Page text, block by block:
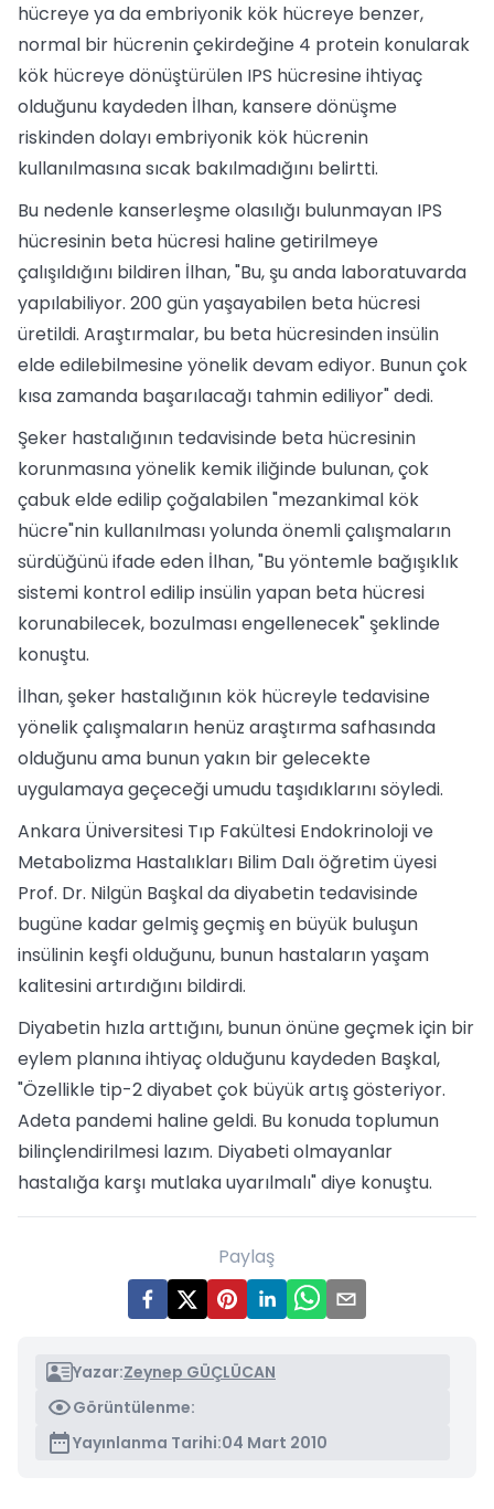
hücreye ya da embriyonik kök hücreye benzer,
normal bir hücrenin çekirdeğine 4 protein konularak
kök hücreye dönüştürülen IPS hücresine ihtiyaç
olduğunu kaydeden İlhan, kansere dönüşme
riskinden dolayı embriyonik kök hücrenin
kullanılmasına sıcak bakılmadığını belirtti.
Bu nedenle kanserleşme olasılığı bulunmayan IPS
hücresinin beta hücresi haline getirilmeye
çalışıldığını bildiren İlhan, "Bu, şu anda laboratuvarda
yapılabiliyor. 200 gün yaşayabilen beta hücresi
üretildi. Araştırmalar, bu beta hücresinden insülin
elde edilebilmesine yönelik devam ediyor. Bunun çok
kısa zamanda başarılacağı tahmin ediliyor" dedi.
Şeker hastalığının tedavisinde beta hücresinin
korunmasına yönelik kemik iliğinde bulunan, çok
çabuk elde edilip çoğalabilen "mezankimal kök
hücre"nin kullanılması yolunda önemli çalışmaların
sürdüğünü ifade eden İlhan, "Bu yöntemle bağışıklık
sistemi kontrol edilip insülin yapan beta hücresi
korunabilecek, bozulması engellenecek" şeklinde
konuştu.
İlhan, şeker hastalığının kök hücreyle tedavisine
yönelik çalışmaların henüz araştırma safhasında
olduğunu ama bunun yakın bir gelecekte
uygulamaya geçeceği umudu taşıdıklarını söyledi.
Ankara Üniversitesi Tıp Fakültesi Endokrinoloji ve
Metabolizma Hastalıkları Bilim Dalı öğretim üyesi
Prof. Dr. Nilgün Başkal da diyabetin tedavisinde
bugüne kadar gelmiş geçmiş en büyük buluşun
insülinin keşfi olduğunu, bunun hastaların yaşam
kalitesini artırdığını bildirdi.
Diyabetin hızla arttığını, bunun önüne geçmek için bir
eylem planına ihtiyaç olduğunu kaydeden Başkal,
"Özellikle tip-2 diyabet çok büyük artış gösteriyor.
Adeta pandemi haline geldi. Bu konuda toplumun
bilinçlendirilmesi lazım. Diyabeti olmayanlar
hastalığa karşı mutlaka uyarılmalı" diye konuştu.
Paylaş
Yazar:Zeynep GÜÇLÜCAN
Görüntülenme:
Yayınlanma Tarihi:04 Mart 2010